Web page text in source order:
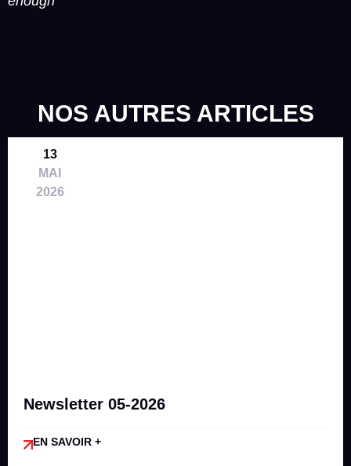
NOS AUTRES ARTICLES
13
MAI
2026
Newsletter 05-2026
EN SAVOIR +